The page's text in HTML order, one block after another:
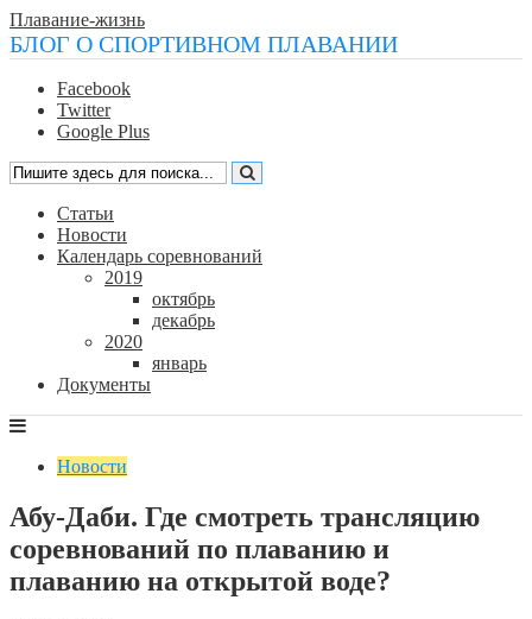
Плавание-жизнь
БЛОГ О СПОРТИВНОМ ПЛАВАНИИ
Facebook
Twitter
Google Plus
Статьи
Новости
Календарь соревнований
2019
октябрь
декабрь
2020
январь
Документы
Новости
Абу-Даби. Где смотреть трансляцию
соревнований по плаванию и
плаванию на открытой воде?